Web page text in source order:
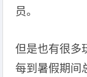
员。
但是也有很多
每到暑假期间